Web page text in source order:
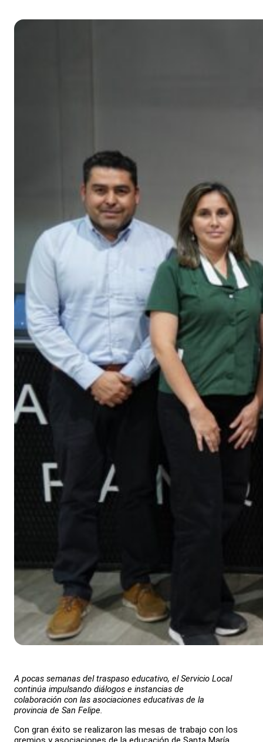
A pocas semanas del traspaso educativo, el Servicio Local
continúa impulsando diálogos e instancias de
colaboración con las asociaciones educativas de la
provincia de San Felipe.
Con gran éxito se realizaron las mesas de trabajo con los